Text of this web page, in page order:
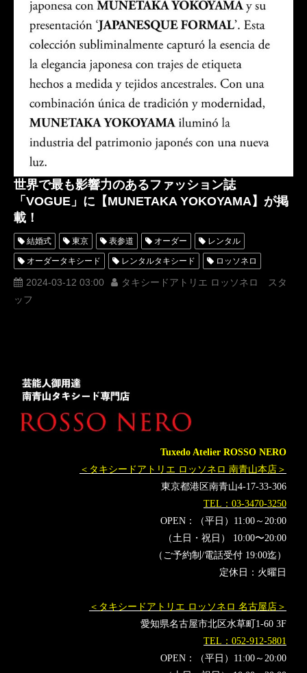
世界で最も影響力のあるファッション誌
「VOGUE」に【MUNETAKA YOKOYAMA】が掲
載！
結婚式 東京 表参道 オーダー レンタル
オーダータキシード レンタルタキシード ロッソネロ
人気 横山宗生 MUNETAKAYOKOYAMA
西陣織タキシード
タキシードレンタル東京
ミラノコレクション Milano
レンタルタキシード横浜 着物タキシード
VOGUE VOGUEMexico
2024-03-12 03:00
タキシードアトリエ ロッソネロ スタ
ッフ
Tuxedo Atelier ROSSO NERO
＜タキシードアトリエ ロッソネロ 南青山本店＞
東京都港区南青山4-17-33-306
TEL：03-3470-3250
OPEN：（平日）11:00～20:00
（土日・祝日） 10:00〜20:00
（ご予約制/電話受付 19:00迄）
定休日：火曜日
＜タキシードアトリエ ロッソネロ 名古屋店＞
愛知県名古屋市北区水草町1-60 3F
TEL：052-912-5801
OPEN：（平日）11:00～20:00